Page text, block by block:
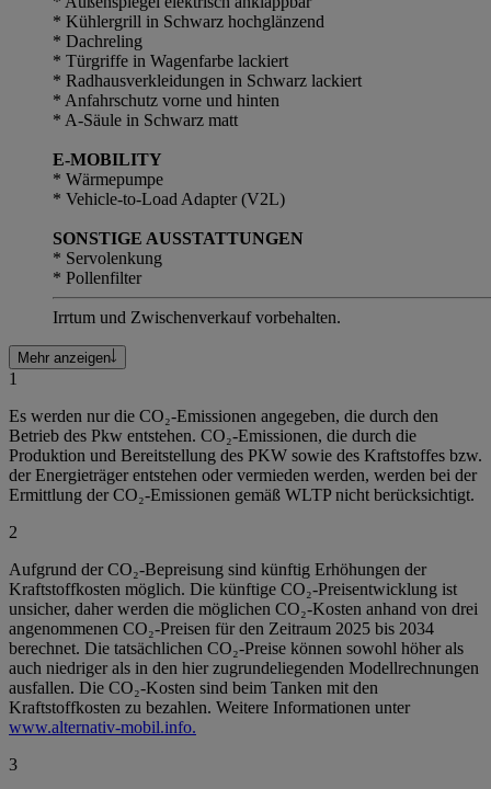
* Kühlergrill in Schwarz hochglänzend
* Dachreling
* Türgriffe in Wagenfarbe lackiert
* Radhausverkleidungen in Schwarz lackiert
* Anfahrschutz vorne und hinten
* A-Säule in Schwarz matt
E-MOBILITY
* Wärmepumpe
* Vehicle-to-Load Adapter (V2L)
SONSTIGE AUSSTATTUNGEN
* Servolenkung
* Pollenfilter
Irrtum und Zwischenverkauf vorbehalten.
Mehr anzeigen
1
Es werden nur die CO₂-Emissionen angegeben, die durch den
Betrieb des Pkw entstehen. CO₂-Emissionen, die durch die
Produktion und Bereitstellung des PKW sowie des Kraftstoffes bzw.
der Energieträger entstehen oder vermieden werden, werden bei der
Ermittlung der CO₂-Emissionen gemäß WLTP nicht berücksichtigt.
2
Aufgrund der CO₂-Bepreisung sind künftig Erhöhungen der
Kraftstoffkosten möglich. Die künftige CO₂-Preisentwicklung ist
unsicher, daher werden die möglichen CO₂-Kosten anhand von drei
angenommenen CO₂-Preisen für den Zeitraum 2025 bis 2034
berechnet. Die tatsächlichen CO₂-Preise können sowohl höher als
auch niedriger als in den hier zugrundeliegenden Modellrechnungen
ausfallen. Die CO₂-Kosten sind beim Tanken mit den
Kraftstoffkosten zu bezahlen. Weitere Informationen unter
www.alternativ-mobil.info.
3